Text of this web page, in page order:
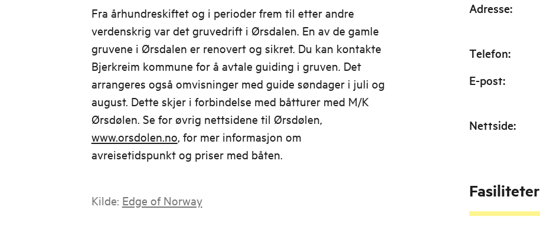
Fra århundreskiftet og i perioder frem til etter andre
verdenskrig var det gruvedrift i Ørsdalen. En av de gamle
gruvene i Ørsdalen er renovert og sikret. Du kan kontakte
Bjerkreim kommune for å avtale guiding i gruven. Det
arrangeres også omvisninger med guide søndager i juli og
august. Dette skjer i forbindelse med båtturer med M/K
Ørsdølen. Se for øvrig nettsidene til Ørsdølen,
www.orsdolen.no, for mer informasjon om
avreisetidspunkt og priser med båten.
Kilde: Edge of Norway
Adresse:
Telefon:
E-post:
Nettside:
Fasiliteter